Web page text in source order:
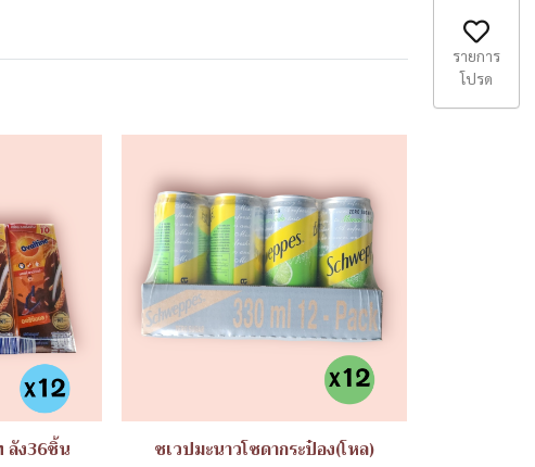
ลัง36ชิ้น ชเวปมะนาวโซดากระป๋อง(โหล)
รายการ
โปรด